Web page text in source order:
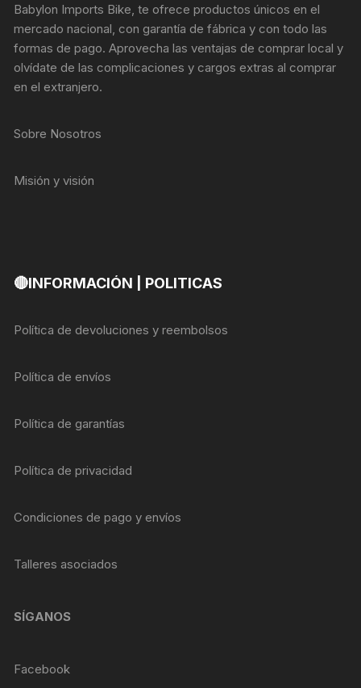
Babylon Imports Bike, te ofrece productos únicos en el
mercado nacional, con garantía de fábrica y con todo las
formas de pago. Aprovecha las ventajas de comprar local y
olvídate de las complicaciones y cargos extras al comprar
en el extranjero.
Sobre Nosotros
Misión y visión
🔴INFORMACIÓN | POLITICAS
Política de devoluciones y reembolsos
Política de envíos
Política de garantías
Política de privacidad
Condiciones de pago y envíos
Talleres asociados
SÍGANOS
Facebook